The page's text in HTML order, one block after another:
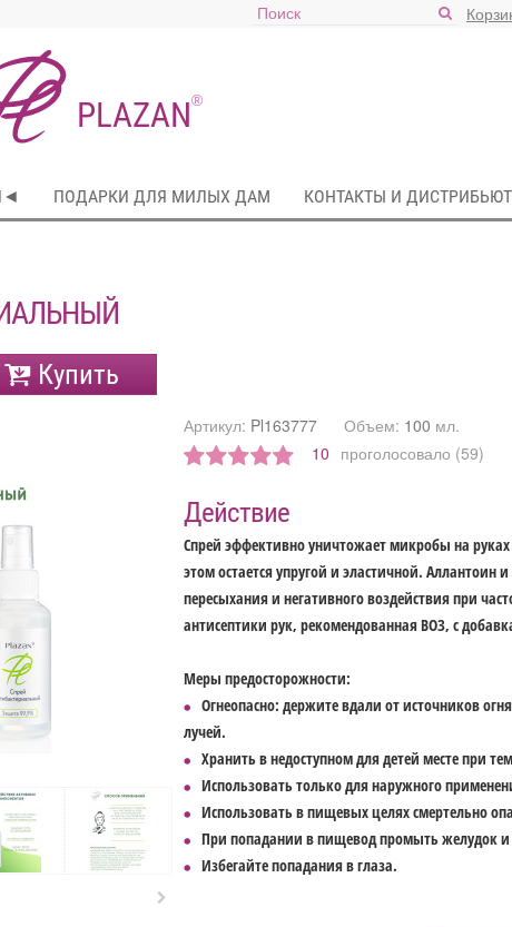
PLAZAN®
ПОДАРКИ ДЛЯ МИЛЫХ ДАМ КОНТАКТЫ И
Купить

Артикул: Pl163777 Объем: 100 мл.
10 проголосовало (59)
Действие
Спрей эффективно уничтожает микробы на
этом остается упругой и эластичной.
пересыхания и негативного воздействия при
антисептики рук, рекомендованная ВОЗ, с
Меры предосторожности:
Огнеопасно: держите вдали от источников
лучей.
Хранить в недоступном для детей месте при
Использовать только для наружного
Использовать в пищевых целях смертельно
При попадании в пищевод промыть желудок и
Избегайте попадания в глаза.